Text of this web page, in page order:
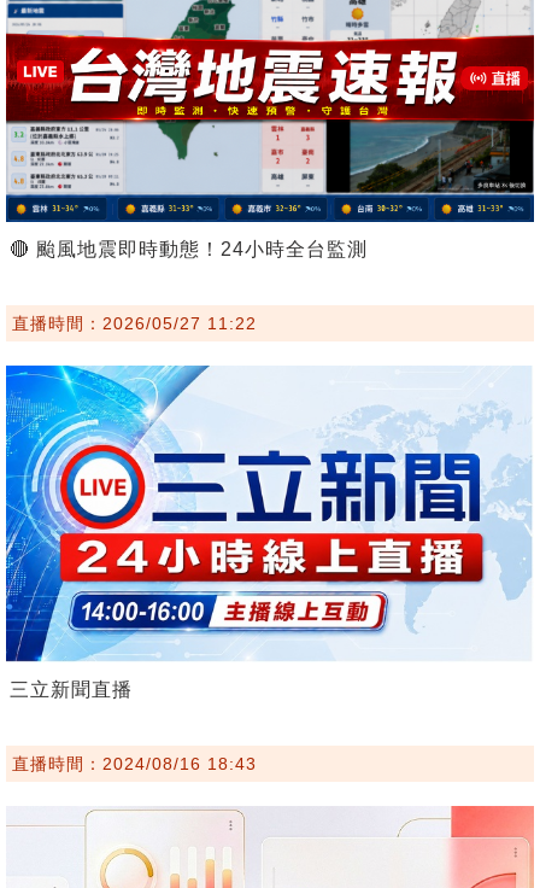
🔴 颱風地震即時動態！24小時全台監測
直播時間：2026/05/27 11:22
三立新聞直播
直播時間：2024/08/16 18:43